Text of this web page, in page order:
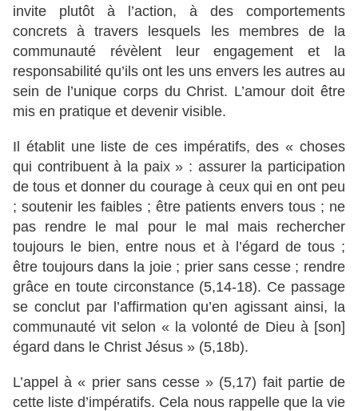
invite plutôt à l’action, à des comportements
concrets à travers lesquels les membres de la
communauté révèlent leur engagement et la
responsabilité qu’ils ont les uns envers les autres au
sein de l’unique corps du Christ. L’amour doit être
mis en pratique et devenir visible.
Il établit une liste de ces impératifs, des « choses
qui contribuent à la paix » : assurer la participation
de tous et donner du courage à ceux qui en ont peu
; soutenir les faibles ; être patients envers tous ; ne
pas rendre le mal pour le mal mais rechercher
toujours le bien, entre nous et à l’égard de tous ;
être toujours dans la joie ; prier sans cesse ; rendre
grâce en toute circonstance (5,14-18). Ce passage
se conclut par l’affirmation qu’en agissant ainsi, la
communauté vit selon « la volonté de Dieu à [son]
égard dans le Christ Jésus » (5,18b).
L’appel à « prier sans cesse » (5,17) fait partie de
cette liste d’impératifs. Cela nous rappelle que la vie